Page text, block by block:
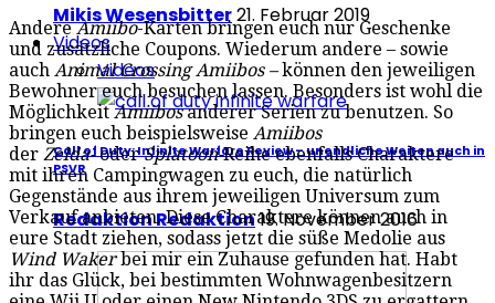
Mikis Wesensbitter21. Februar 2019
Videos
Videos
Call of Duty: Infinite Warfare Review – unendliche Weiten auch in
PSVR
Redaktion Redaktion19. November 2016
AndereAmiibo-Karten bringen euch nur Geschenke
und zusätzliche Coupons. Wiederum andere – sowie
auch Animal Crossing Amiibos –können den jeweiligen
Bewohner euch besuchen lassen. Besonders ist wohl die
MöglichkeitAmiibosanderer Serien zu benutzen. So
bringen euch beispielsweise Amiibos
der Zelda-oder Splatoon-Reiheebenfalls Charaktere
mit ihren Campingwagen zu euch, die natürlich
Gegenstände aus ihrem jeweiligen Universum zum
Verkauf anbieten. Diese Charaktere können auch in
eure Stadt ziehen, sodass jetzt die süße Medolie aus
Wind Wakerbei mir ein Zuhause gefunden hat. Habt
ihr das Glück, bei bestimmten Wohnwagenbesitzern